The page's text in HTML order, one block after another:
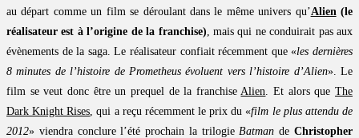
au départ comme un film se déroulant dans le même univers qu’Alien(le
réalisateur est à l’origine de la franchise), mais qui ne conduirait pas aux
évènements de la saga. Le réalisateur confiait récemment que «les dernières
8 minutes de l’histoire de Prometheus évoluent vers l’histoire d’Alien». Le
film se veut donc être un prequel de la franchiseAlien. Et alors queThe
Dark Knight Rises, qui a reçu récemment le prix du «film le plus attendu de
2012» viendra conclure l’été prochain la trilogieBatman deChristopher